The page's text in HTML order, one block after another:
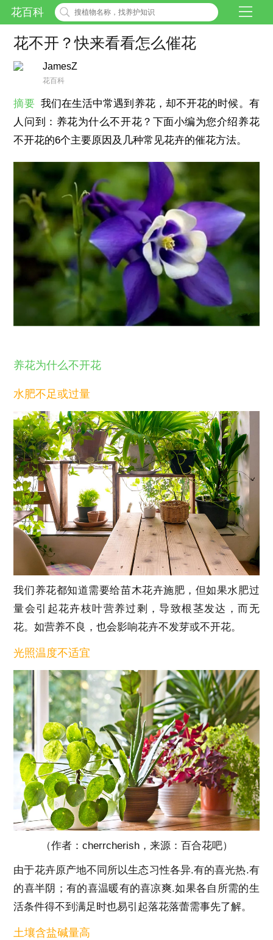
花百科
花不开？快来看看怎么催花
JamesZ
花百科
摘要 我们在生活中常遇到养花，却不开花的时候。有
人问到：养花为什么不开花？下面小编为您介绍养花
不开花的6个主要原因及几种常见花卉的催花方法。
养花为什么不开花
水肥不足或过量
我们养花都知道需要给苗木花卉施肥，但如果水肥过
量会引起花卉枝叶营养过剩，导致根茎发达，而无
花。如营养不良，也会影响花卉不发芽或不开花。
光照温度不适宜
（作者：cherrcherish，来源：百合花吧）
由于花卉原产地不同所以生态习性各异.有的喜光热.有
的喜半阴；有的喜温暖有的喜凉爽.如果各自所需的生
活条件得不到满足时也易引起落花落蕾需事先了解。
土壤含盐碱量高